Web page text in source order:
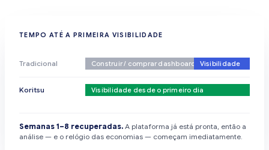
TEMPO ATÉ A PRIMEIRA VISIBILIDADE
Tradicional Construir / comprar dashboard Visibilidade
Koritsu Visibilidade desde o primeiro dia
Semanas 1–8 recuperadas. A plataforma já está pronta, então a
análise — e o relógio das economias — começam imediatamente.